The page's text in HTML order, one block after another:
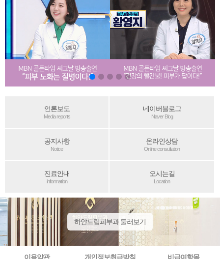
언론보도
Media reports
네이버블로그
Naver Blog
공지사항
Notice
온라인상담
Online consultation
진료안내
information
오시는길
Location
하얀드림피부과 둘러보기
이용약관 개인정보취급방침 비급여항목